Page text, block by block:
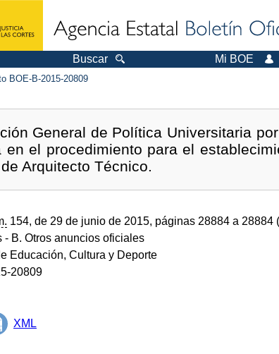
Buscar Mi BOE
BOE-B-2015-20809
General de Política Universitaria
en el procedimiento para el
Arquitecto Técnico.
154, de 29 de junio de 2015, páginas 28884 a 28884
- B. Otros anuncios oficiales
Educación, Cultura y Deporte
20809
XML